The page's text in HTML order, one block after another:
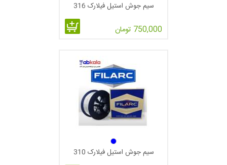
سیم جوش استیل فیلارک 316
750,000 تومان
سیم جوش استیل فیلارک 310